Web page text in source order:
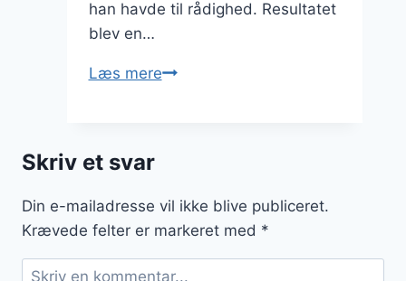
han havde til rådighed. Resultatet
blev en…
Læs mereCæsarsalat
Skriv et svar
Din e-mailadresse vil ikke blive publiceret.
Krævede felter er markeret med *